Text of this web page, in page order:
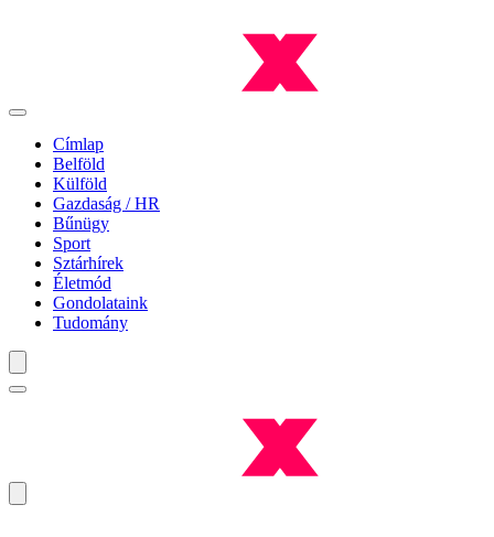
Címlap
Belföld
Külföld
Gazdaság / HR
Bűnügy
Sport
Sztárhírek
Életmód
Gondolataink
Tudomány